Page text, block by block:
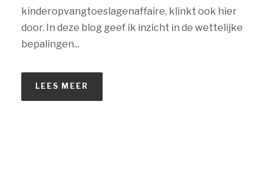
kinderopvangtoeslagenaffaire, klinkt ook hier
door. In deze blog geef ik inzicht in de wettelijke
bepalingen...
LEES MEER